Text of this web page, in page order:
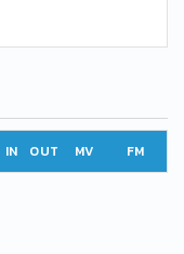
IN OUT MV FM